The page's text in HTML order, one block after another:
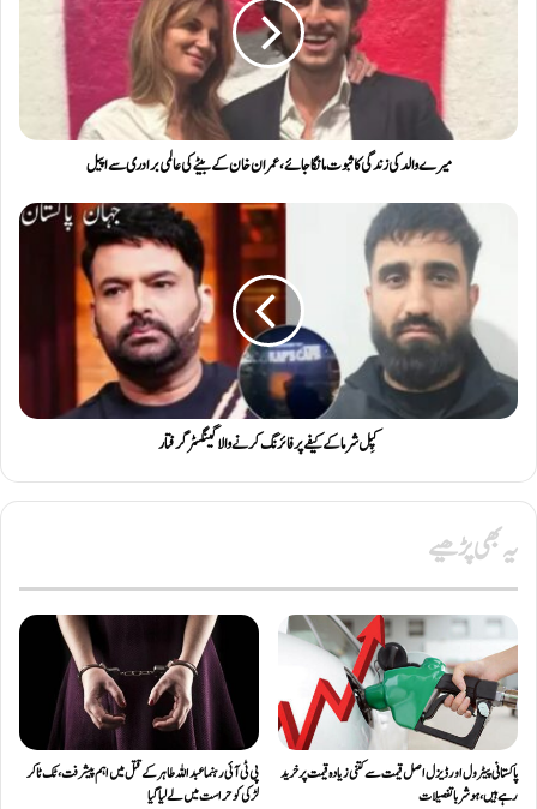
میرے والد کی زندگی کا ثبوت مانگا جائے ، عمران خان کے بیٹے کی عالمی برادری سے اپیل
کپِل شرما کے کیفے پر فائرنگ کرنے والا گینگسٹر گرفتار
یہ بھی پڑھیے
پاکستانی پیٹرول اور ڈیزل اصل قیمت سے کتنی زیادہ قیمت پر خرید
رہے ہیں، ہوشربا تفصیلات
پی ٹی آئی رہنما عبداللہ طاہر کے قتل میں اہم پیشرفت، ٹک ٹاکر
لڑکی کو حراست میں لے لیا گیا